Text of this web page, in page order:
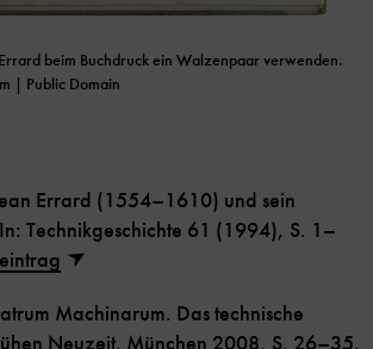
beim Buchdruck ein Walzenpaar verwenden.
| Public Domain
Errard (1554–1610) und sein
Technikgeschichte 61 (1994), S. 1–
Machinarum. Das technische
Neuzeit. München 2008, S. 26–35.